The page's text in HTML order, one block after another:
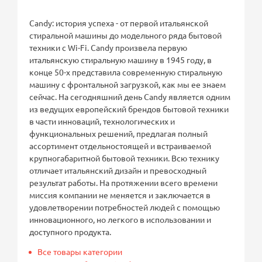
Candy: история успеха - от первой итальянской
стиральной машины до модельного ряда бытовой
техники с Wi-Fi. Candy произвела первую
итальянскую стиральную машину в 1945 году, в
конце 50-х представила современную стиральную
машину с фронтальной загрузкой, как мы ее знаем
сейчас. На сегодняшний день Candy является одним
из ведущих европейский брендов бытовой техники
в части инноваций, технологических и
функциональных решений, предлагая полный
ассортимент отдельностоящей и встраиваемой
крупногабаритной бытовой техники. Всю технику
отличает итальянский дизайн и превосходный
результат работы. На протяжении всего времени
миссия компании не меняется и заключается в
удовлетворении потребностей людей с помощью
инновационного, но легкого в использовании и
доступного продукта.
Все товары категории